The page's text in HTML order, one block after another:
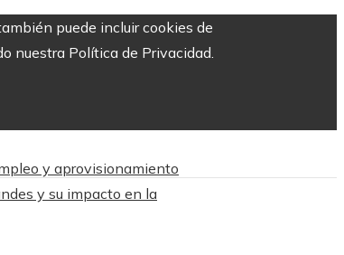
puede incluir cookies de
nuestra Política de Privacidad.
y aprovisionamiento
y su impacto en la